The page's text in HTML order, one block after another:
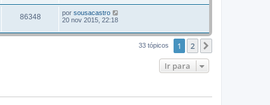
86348 por sousacastro
20 nov 2015, 22:18
33 tópicos 1 2
Ir para